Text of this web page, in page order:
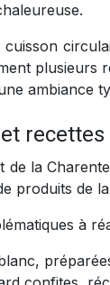
plusieurs
ambiance
recettes
de la
produits de
à